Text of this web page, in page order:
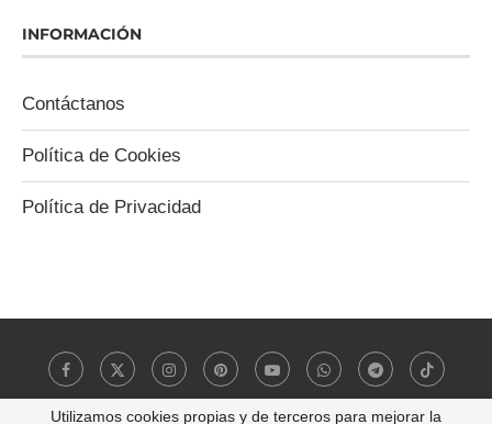
INFORMACIÓN
Contáctanos
Política de Cookies
Política de Privacidad
Utilizamos cookies propias y de terceros para mejorar la